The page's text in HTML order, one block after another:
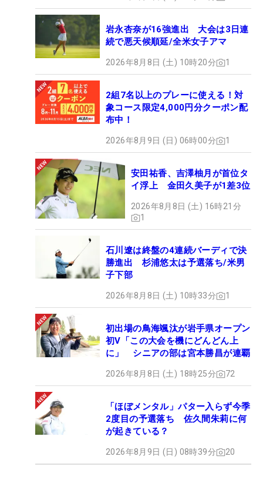
岩永杏奈が16強進出 大会は3日連
続で悪天候順延/全米女子アマ
2026年8月8日 (土) 10時20分 1
2組7名以上のプレーに使える！対
象コース限定4,000円分クーポン配
布中！
2026年8月9日 (日) 06時00分 1
安田祐香、吉澤柚月が首位タ
イ浮上 金田久美子が1差3位
2026年8月8日 (土) 16時21分
1
石川遼は終盤の4連続バーディで決
勝進出 杉浦悠太は予選落ち/米男
子下部
2026年8月8日 (土) 10時33分 1
初出場の鳥海颯汰が岩手県オープン
初V「この大会を機にどんどん上
に」 シニアの部は宮本勝昌が連覇
2026年8月8日 (土) 18時25分 72
「ほぼメンタル」パター入らず今季
2度目の予選落ち 佐久間朱莉に何
が起きている？
2026年8月9日 (日) 08時39分 20